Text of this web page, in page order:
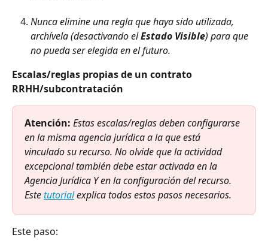
Nunca elimine una regla que haya sido utilizada,
archívela (desactivando el Estado Visible) para que
no pueda ser elegida en el futuro.
Escalas/reglas propias de un contrato
RRHH/subcontratación
Atención: Estas escalas/reglas deben configurarse
en la misma agencia jurídica a la que está
vinculado su recurso. No olvide que la actividad
excepcional también debe estar activada en la
Agencia Jurídica Y en la configuración del recurso.
Este tutorial explica todos estos pasos necesarios.
Este paso: